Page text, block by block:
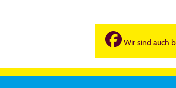
Wir sind auch